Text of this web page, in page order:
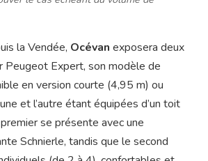
la Vendée, Océvan exposera deux
Peugeot Expert, son modèle de
en version courte (4,95 m) ou
et l’autre étant équipées d’un toit
se présente avec une
Schnierle, tandis que le second